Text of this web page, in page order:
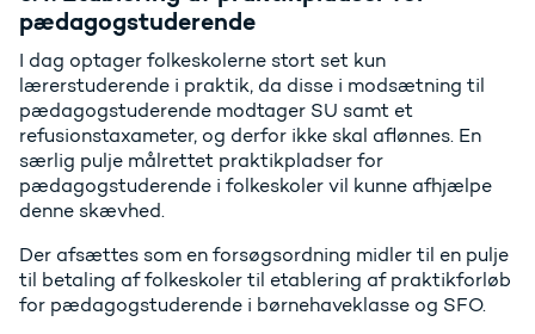
pædagogstuderende
I dag optager folkeskolerne stort set kun
lærerstuderende i praktik, da disse i modsætning til
pædagogstuderende modtager SU samt et
refusionstaxameter, og derfor ikke skal aflønnes. En
særlig pulje målrettet praktikpladser for
pædagogstuderende i folkeskoler vil kunne afhjælpe
denne skævhed.
Der afsættes som en forsøgsordning midler til en pulje
til betaling af folkeskoler til etablering af praktikforløb
for pædagogstuderende i børnehaveklasse og SFO.